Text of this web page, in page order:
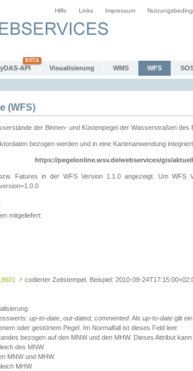
Hilfe Links Impressum
API Visualisierung WMS WFS
(WFS)
der Binnen- und Küstenpegel der Wasserstraßen des
bezogen werden und in eine Kartenanwendung
https://pegelonline.wsv.de/webservices/gis/
Fatures in der WFS Version 1.1.0 angezeigt. Um WFS
mitgeliefert:
↗ codierter Zeitstempel. Beispiel: 2010-09-
up-to-date out-dated, commented. Als up-to-date gilt
oder gestörtem Pegel. Im Normalfall ist dieses Feld leer.
bezogen auf den MNW und den MHW. Dieses Attribut
des MNW
MNW und MHW
MHW